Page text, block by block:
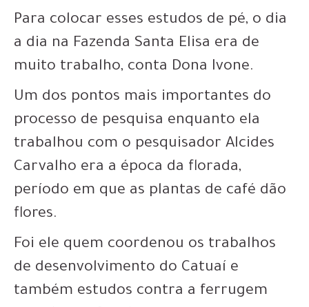
Para colocar esses estudos de pé, o dia
a dia na Fazenda Santa Elisa era de
muito trabalho, conta Dona Ivone.
Um dos pontos mais importantes do
processo de pesquisa enquanto ela
trabalhou com o pesquisador Alcides
Carvalho era a época da florada,
período em que as plantas de café dão
flores.
Foi ele quem coordenou os trabalhos
de desenvolvimento do Catuaí e
também estudos contra a ferrugem